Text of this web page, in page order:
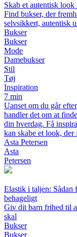
Skab et autentisk
Find bukser, der
selvsikkert, autentisk
Bukser
Bukser
Mode
Damebukser
Stil
Tøj
Inspiration
7 min
Uanset om du går
handler det om at
din hverdag. Få
kan skabe et look,
Asta Petersen
Asta
Petersen
Elastik i taljen: Sådan
behageligt
Giv dit barn frihed til
skal
Bukser
Bukser